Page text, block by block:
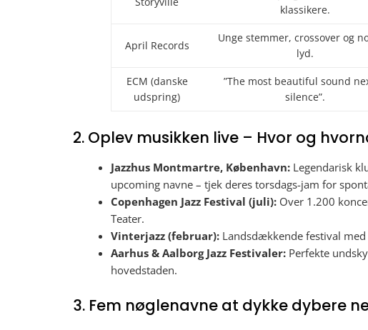
klassikere.
April Records
Unge stemmer, crossover og
lyd.
ECM (danske
udspring)
”The most beautiful sound
silence”.
2. Oplev musikken live – Hvor og
Jazzhus Montmartre, København: Legendarisk
upcoming navne – tjek deres torsdags-jam for
Copenhagen Jazz Festival (juli): Over 1.200
Teater.
Vinterjazz (februar): Landsdækkende festival
Aarhus & Aalborg Jazz Festivaler: Perfekte
hovedstaden.
3. Fem nøglenavne at dykke dybere